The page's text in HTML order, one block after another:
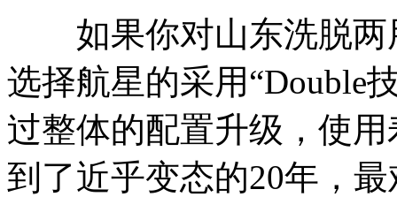
如果你对山东洗脱两
选择航星的采用“Double
过整体的配置升级，使
到了近乎变态的20年，